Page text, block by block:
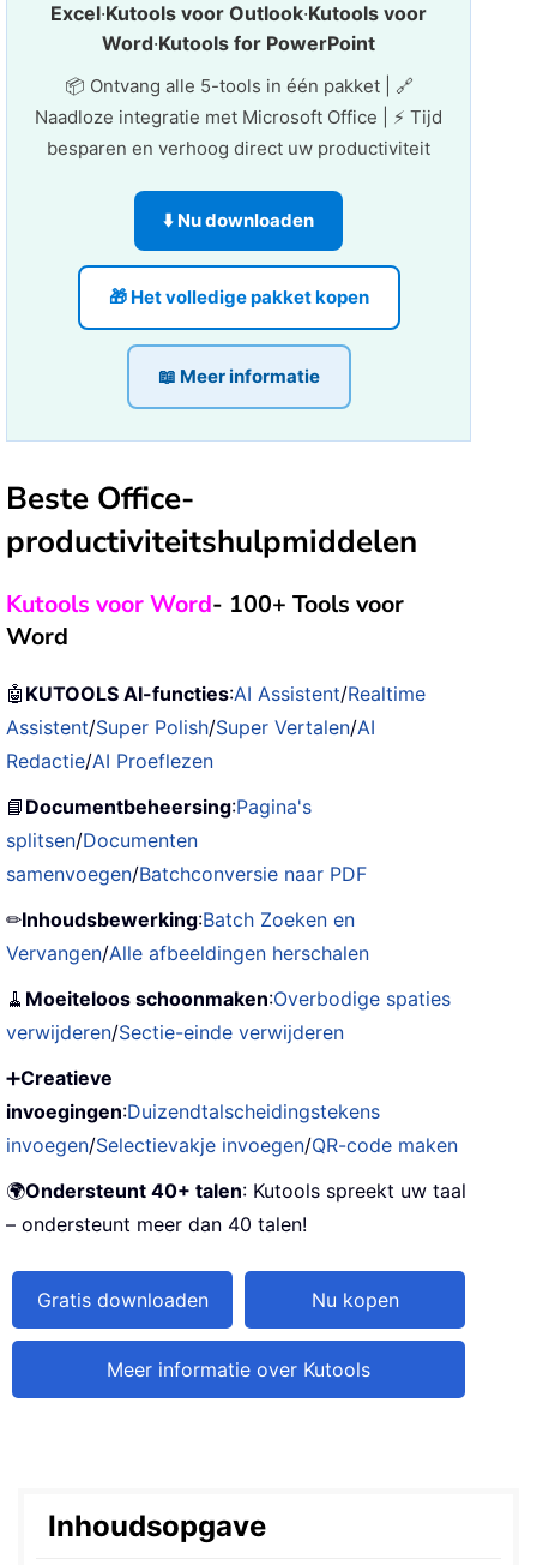
Excel·Kutools voor Outlook·Kutools voor
Word·Kutools for PowerPoint
📦 Ontvang alle 5-tools in één pakket | 🔗
Naadloze integratie met Microsoft Office | ⚡ Tijd
besparen en verhoog direct uw productiviteit
⬇️ Nu downloaden
🎁 Het volledige pakket kopen
📖 Meer informatie
Beste Office-
productiviteitshulpmiddelen
Kutools voor Word- 100+ Tools voor
Word
🤖 KUTOOLS AI-functies:AI Assistent/Realtime
Assistent/Super Polish/Super Vertalen/AI
Redactie/AI Proeflezen
📘 Documentbeheersing:Pagina's
splitsen/Documenten
samenvoegen/Batchconversie naar PDF
✏Inhoudsbewerking:Batch Zoeken en
Vervangen/Alle afbeeldingen herschalen
🧹 Moeiteloos schoonmaken:Overbodige spaties
verwijderen/Sectie-einde verwijderen
➕Creatieve
invoegingen:Duizendtalscheidingstekens
invoegen/Selectievakje invoegen/QR-code maken
🌍Ondersteunt 40+ talen: Kutools spreekt uw taal
– ondersteunt meer dan 40 talen!
Gratis downloaden Nu kopen
Meer informatie over Kutools
Inhoudsopgave